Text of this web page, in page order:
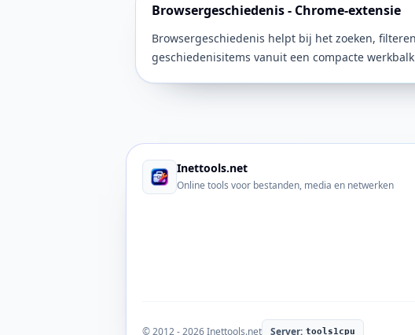
Browsergeschiedenis - Chrome-extensie
Browsergeschiedenis helpt bij het zoeken,
geschiedenisitems vanuit een compacte
Inettools.net
Online tools voor bestanden, media en netwerken
© 2012 - 2026 Inettools.net Server: tools1cpu